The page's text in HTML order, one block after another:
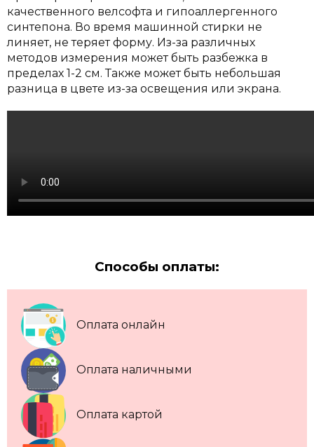
качественного велсофта и гипоаллергенного
синтепона. Во время машинной стирки не
линяет, не теряет форму. Из-за различных
методов измерения может быть разбежка в
пределах 1-2 см. Также может быть небольшая
разница в цвете из-за освещения или экрана.
Способы оплаты:
Оплата онлайн
Оплата наличными
Оплата картой